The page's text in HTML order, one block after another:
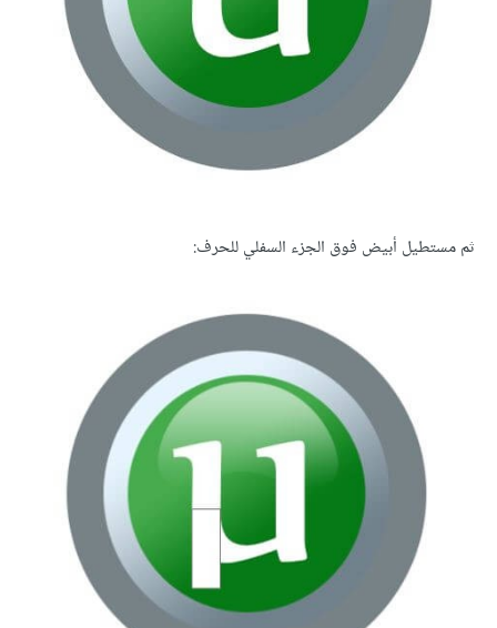
ثم مستطيل أبيض فوق الجزء السفلي للحرف: